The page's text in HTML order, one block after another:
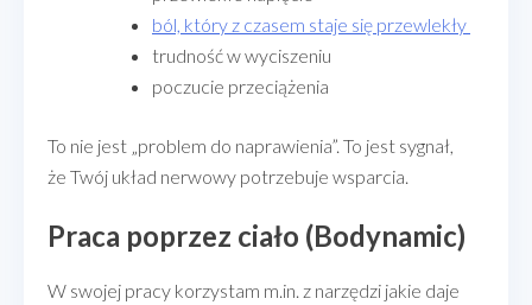
ból, który z czasem staje się przewlekły
trudność w wyciszeniu
poczucie przeciążenia
To nie jest „problem do naprawienia”. To jest sygnał,
że Twój układ nerwowy potrzebuje wsparcia.
Praca poprzez ciało (Bodynamic)
W swojej pracy korzystam m.in. z narzędzi jakie daje